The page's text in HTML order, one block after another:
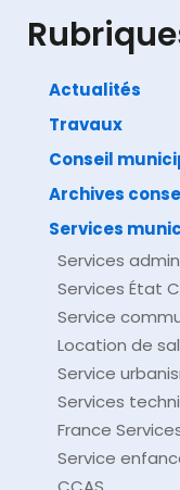
Direction de l'information
Actualités
Travaux
Conseil
Archives
Services
Services
Services État
Service
Location de
Service
Services
France
Service